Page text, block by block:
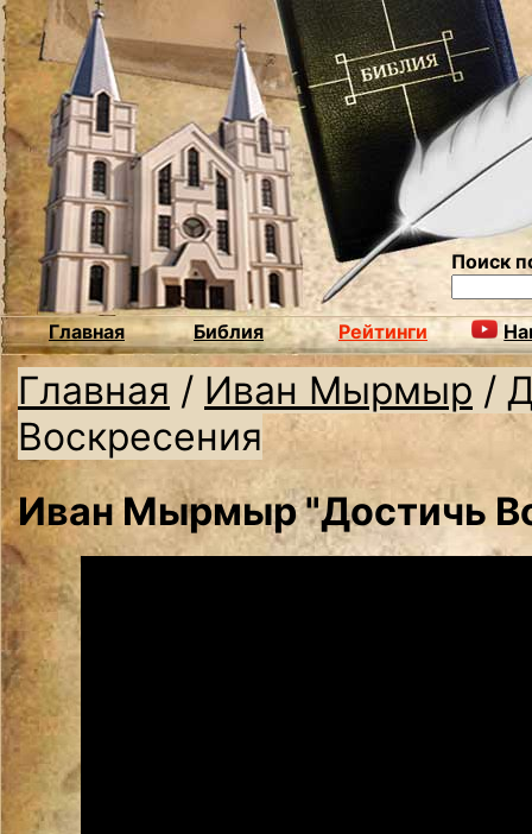
Поиск
Главная Библия Рейтинги
Главная / Иван Мырмыр /
Воскресения
Иван Мырмыр "Достичь